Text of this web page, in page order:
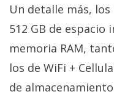
Un detalle más, los
512 GB de espacio
memoria RAM,
los de WiFi +
de